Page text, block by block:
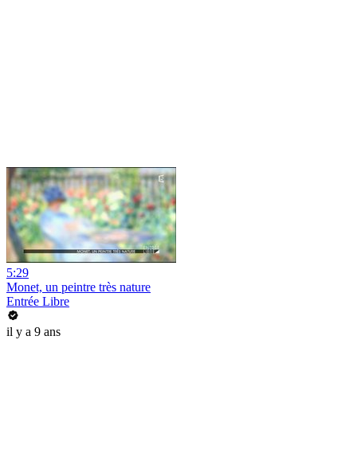
5:29
Monet, un peintre très nature
Entrée Libre
il y a 9 ans